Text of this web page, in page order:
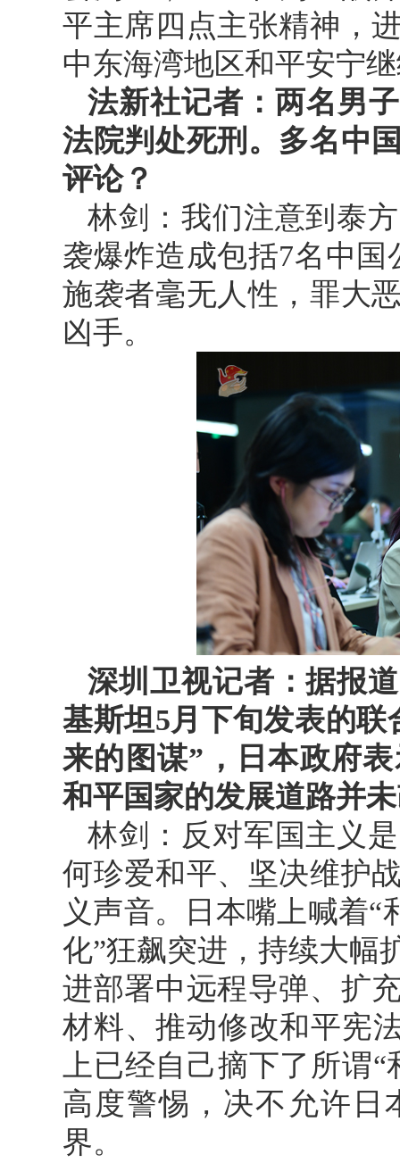
平主席四点主张精神，
中东海湾地区和平安宁
法新社记者：两名男
法院判处死刑。多名中
评论？
林剑：我们注意到泰
袭爆炸造成包括7名中国
施袭者毫无人性，罪大
凶手。
深圳卫视记者：据报
基斯坦5月下旬发表的
来的图谋”，日本政府
和平国家的发展道路并
林剑：反对军国主义
何珍爱和平、坚决维护
义声音。日本嘴上喊着“
化”狂飙突进，持续大幅
进部署中远程导弹、扩
材料、推动修改和平宪
上已经自己摘下了所谓
高度警惕，决不允许日
界。